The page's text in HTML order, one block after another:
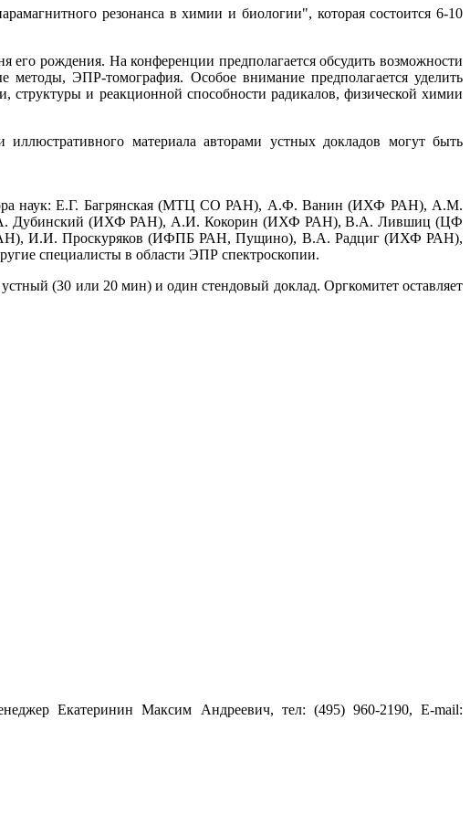
резонанса в химии и биологии", которая состоится 6-10
рождения. На конференции предполагается обсудить возможности
ЭПР-томография. Особое внимание предполагается уделить
и реакционной способности радикалов, физической химии
материала авторами устных докладов могут быть
наук: Е.Г. Багрянская (МТЦ СО РАН), А.Ф. Ванин (ИХФ РАН), А.М.
Дубинский (ИХФ РАН), А.И. Кокорин (ИХФ РАН), В.А. Лившиц (ЦФ
И.И. Проскуряков (ИФПБ РАН, Пущино), В.А. Радциг (ИХФ РАН),
специалисты в области ЭПР спектроскопии.
(30 или 20 мин) и один стендовый доклад. Оргкомитет оставляет
Екатеринин Максим Андреевич, тел: (495) 960-2190, E-mail: